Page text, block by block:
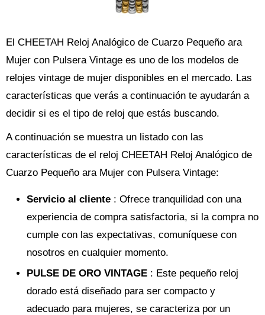
El CHEETAH Reloj Analógico de Cuarzo Pequeño ara
Mujer con Pulsera Vintage es uno de los modelos de
relojes vintage de mujer disponibles en el mercado. Las
características que verás a continuación te ayudarán a
decidir si es el tipo de reloj que estás buscando.
A continuación se muestra un listado con las
características de el reloj CHEETAH Reloj Analógico de
Cuarzo Pequeño ara Mujer con Pulsera Vintage:
Servicio al cliente : Ofrece tranquilidad con una
experiencia de compra satisfactoria, si la compra no
cumple con las expectativas, comuníquese con
nosotros en cualquier momento.
PULSE DE ORO VINTAGE : Este pequeño reloj
dorado está diseñado para ser compacto y
adecuado para mujeres, se caracteriza por un